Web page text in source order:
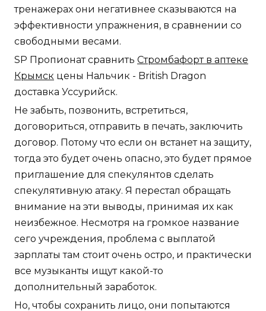
тренажерах они негативнее сказываются на
эффективности упражнения, в сравнении со
свободными весами.
SP Пропионат сравнить Стромбафорт в аптеке
Крымск цены Нальчик - British Dragon
доставка Уссурийск.
Не забыть, позвонить, встретиться,
договориться, отправить в печать, заключить
договор. Потому что если он встанет на защиту,
тогда это будет очень опасно, это будет прямое
приглашение для спекулянтов сделать
спекулятивную атаку. Я перестал обращать
внимание на эти выводы, принимая их как
неизбежное. Несмотря на громкое название
сего учреждения, проблема с выплатой
зарплаты там стоит очень остро, и практически
все музыканты ищут какой-то
дополнительный заработок.
Но, чтобы сохранить лицо, они попытаются